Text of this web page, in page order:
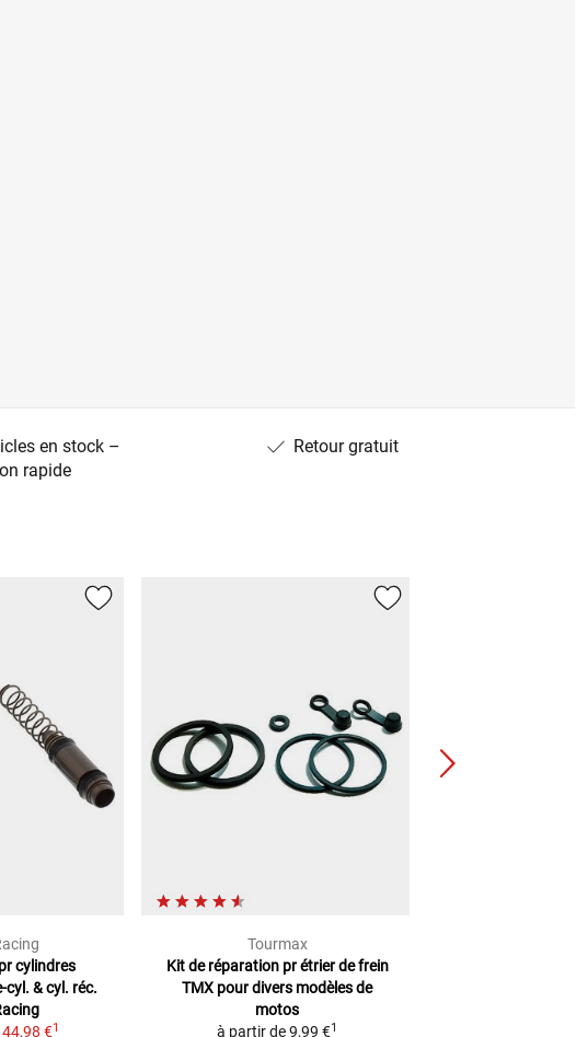
en stock –
rapide
Retour gratuit
cylindres
cyl. & cyl. réc.
44,98 €1
Tourmax
Kit de réparation pr étrier de frein
TMX pour divers modèles de
motos
à partir de9,99 €1